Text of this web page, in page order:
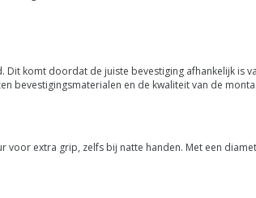
komt doordat de juiste bevestiging afhankelijk is
bevestigingsmaterialen en de kwaliteit van de
voor extra grip, zelfs bij natte handen. Met een